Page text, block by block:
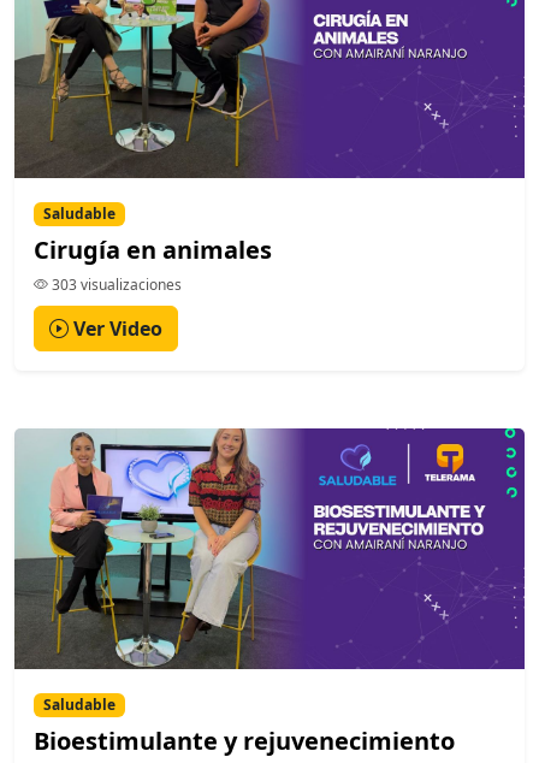
Saludable
Cirugía en animales
303 visualizaciones
Ver Video
Saludable
Bioestimulante y rejuvenecimiento